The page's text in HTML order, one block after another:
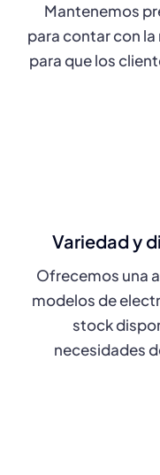
Mantenemos
para contar con
para que los
Variedad y
Ofrecemos una
modelos de
stock
necesidades